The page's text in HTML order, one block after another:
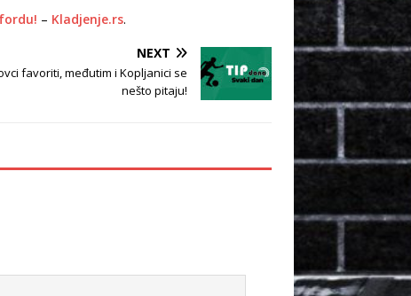
– Kladjenje.rs.
NEXT
favoriti, međutim i Kopljanici se
nešto pitaju!